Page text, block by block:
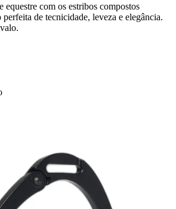
equestre com os estribos compostos
de tecnicidade, leveza e elegância.